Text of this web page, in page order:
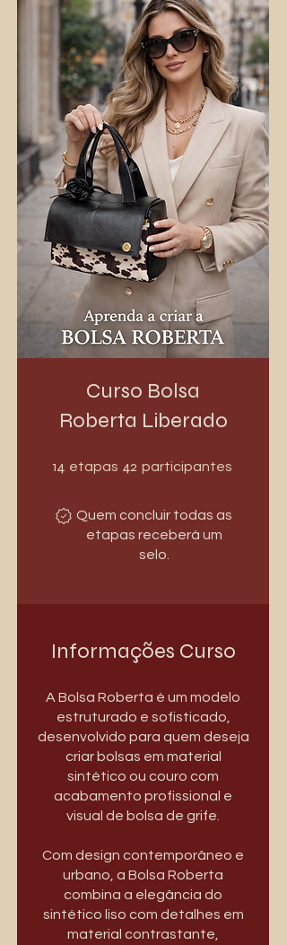
Curso Bolsa
Roberta Liberado
14 etapas 42 participantes
Quem concluir todas as
etapas receberá um
selo.
Informações Curso
A Bolsa Roberta é um modelo
estruturado e sofisticado,
desenvolvido para quem deseja
criar bolsas em material
sintético ou couro com
acabamento profissional e
visual de bolsa de grife.
Com design contemporâneo e
urbano, a Bolsa Roberta
combina a elegância do
sintético liso com detalhes em
material contrastante,